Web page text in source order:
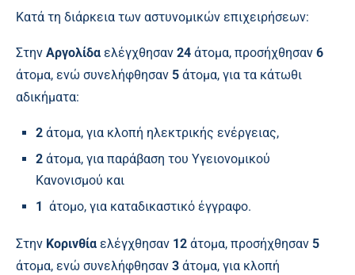
Κατά τη διάρκεια των αστυνομικών επιχειρήσεων:
Στην Αργολίδα ελέγχθησαν 24 άτομα, προσήχθησαν 6
άτομα, ενώ συνελήφθησαν 5 άτομα, για τα κάτωθι
αδικήματα:
2 άτομα, για κλοπή ηλεκτρικής ενέργειας,
2 άτομα, για παράβαση του Υγειονομικού
Κανονισμού και
1 άτομο, για καταδικαστικό έγγραφο.
Στην Κορινθία ελέγχθησαν 12 άτομα, προσήχθησαν 5
άτομα, ενώ συνελήφθησαν 3 άτομα, για κλοπή